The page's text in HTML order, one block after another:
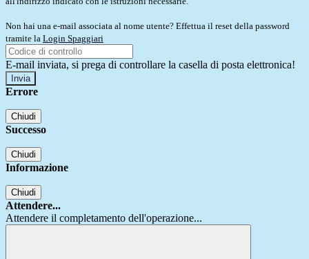
Non hai una e-mail associata al nome utente? Effettua il reset della password
tramite la Login Spaggiari
E-mail inviata, si prega di controllare la casella di posta elettronica!
Errore
Chiudi
Successo
Chiudi
Informazione
Chiudi
Attendere...
Attendere il completamento dell'operazione...